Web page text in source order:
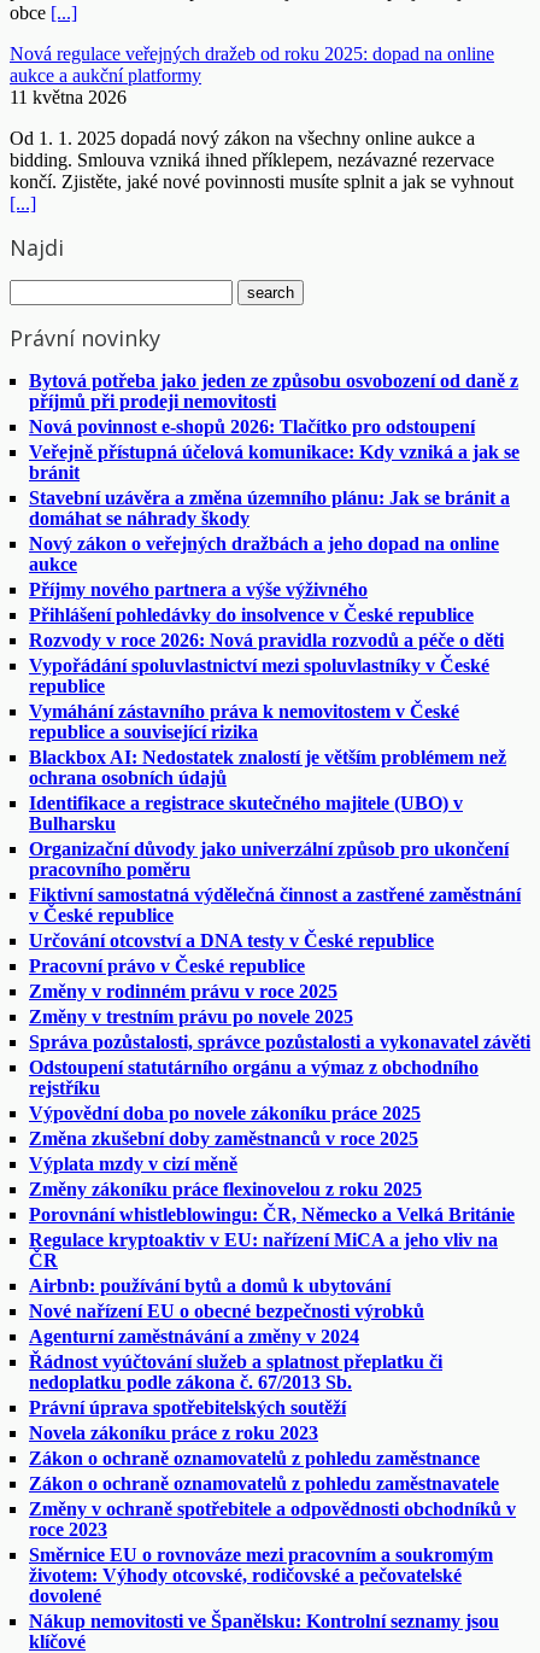
obce [...]
Nová regulace veřejných dražeb od roku 2025: dopad na online
aukce a aukční platformy
11 května 2026
Od 1. 1. 2025 dopadá nový zákon na všechny online aukce a
bidding. Smlouva vzniká ihned příklepem, nezávazné rezervace
končí. Zjistěte, jaké nové povinnosti musíte splnit a jak se vyhnout
[...]
Najdi
Právní novinky
Bytová potřeba jako jeden ze způsobu osvobození od daně z
příjmů při prodeji nemovitosti
Nová povinnost e-shopů 2026: Tlačítko pro odstoupení
Veřejně přístupná účelová komunikace: Kdy vzniká a jak se
bránit
Stavební uzávěra a změna územního plánu: Jak se bránit a
domáhat se náhrady škody
Nový zákon o veřejných dražbách a jeho dopad na online
aukce
Příjmy nového partnera a výše výživného
Přihlášení pohledávky do insolvence v České republice
Rozvody v roce 2026: Nová pravidla rozvodů a péče o děti
Vypořádání spoluvlastnictví mezi spoluvlastníky v České
republice
Vymáhání zástavního práva k nemovitostem v České
republice a související rizika
Blackbox AI: Nedostatek znalostí je větším problémem než
ochrana osobních údajů
Identifikace a registrace skutečného majitele (UBO) v
Bulharsku
Organizační důvody jako univerzální způsob pro ukončení
pracovního poměru
Fiktivní samostatná výdělečná činnost a zastřené zaměstnání
v České republice
Určování otcovství a DNA testy v České republice
Pracovní právo v České republice
Změny v rodinném právu v roce 2025
Změny v trestním právu po novele 2025
Správa pozůstalosti, správce pozůstalosti a vykonavatel závěti
Odstoupení statutárního orgánu a výmaz z obchodního
rejstříku
Výpovědní doba po novele zákoníku práce 2025
Změna zkušební doby zaměstnanců v roce 2025
Výplata mzdy v cizí měně
Změny zákoníku práce flexinovelou z roku 2025
Porovnání whistleblowingu: ČR, Německo a Velká Británie
Regulace kryptoaktiv v EU: nařízení MiCA a jeho vliv na
ČR
Airbnb: používání bytů a domů k ubytování
Nové nařízení EU o obecné bezpečnosti výrobků
Agenturní zaměstnávání a změny v 2024
Řádnost vyúčtování služeb a splatnost přeplatku či
nedoplatku podle zákona č. 67/2013 Sb.
Právní úprava spotřebitelských soutěží
Novela zákoníku práce z roku 2023
Zákon o ochraně oznamovatelů z pohledu zaměstnance
Zákon o ochraně oznamovatelů z pohledu zaměstnavatele
Změny v ochraně spotřebitele a odpovědnosti obchodníků v
roce 2023
Směrnice EU o rovnováze mezi pracovním a soukromým
životem: Výhody otcovské, rodičovské a pečovatelské
dovolené
Nákup nemovitosti ve Španělsku: Kontrolní seznamy jsou
klíčové